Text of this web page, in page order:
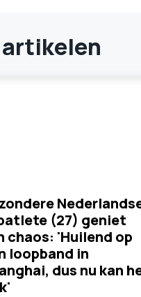
(27) geniet
chaos: 'Huilend op
loopband in
dus nu kan